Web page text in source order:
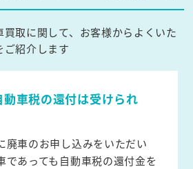
取に関して、お客様からよくいた
ご紹介します
車税の還付は受けられ
廃車のお申し込みをいただい
であっても自動車税の還付金を